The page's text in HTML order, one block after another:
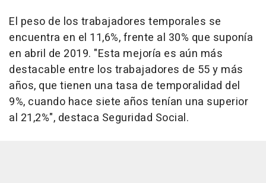
El peso de los trabajadores temporales se
encuentra en el 11,6%, frente al 30% que suponía
en abril de 2019. "Esta mejoría es aún más
destacable entre los trabajadores de 55 y más
años, que tienen una tasa de temporalidad del
9%, cuando hace siete años tenían una superior
al 21,2%", destaca Seguridad Social.